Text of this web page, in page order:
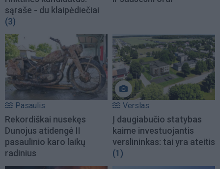
sąraše - du klaipėdiečiai
(3)
Pasaulis
Rekordiškai nusekęs
Dunojus atidengė II
pasaulinio karo laikų
radinius
Verslas
Į daugiabučio statybas
kaime investuojantis
verslininkas: tai yra ateitis
(1)